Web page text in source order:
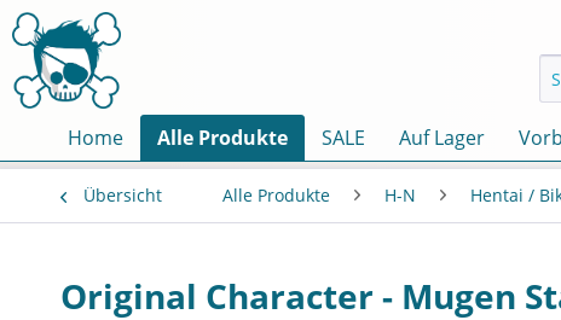
Home Alle Produkte SALE Auf Lager
Übersicht Alle Produkte H-N Hentai /
Original Character - Mugen